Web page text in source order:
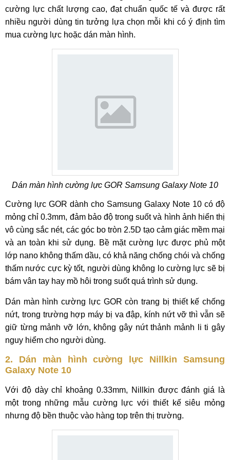
cường lực chất lượng cao, đạt chuẩn quốc tế và được rất
nhiều người dùng tin tưởng lựa chọn mỗi khi có ý định tìm
mua cường lực hoặc dán màn hình.
Dán màn hình cường lực GOR Samsung Galaxy Note 10
Cường lực GOR dành cho Samsung Galaxy Note 10 có độ
mỏng chỉ 0.3mm, đảm bảo độ trong suốt và hình ảnh hiển thị
vô cùng sắc nét, các góc bo tròn 2.5D tạo cảm giác mềm mại
và an toàn khi sử dụng. Bề mặt cường lực được phủ một
lớp nano không thấm dầu, có khả năng chống chói và chống
thấm nước cực kỳ tốt, người dùng không lo cường lực sẽ bị
bám vân tay hay mồ hôi trong suốt quá trình sử dụng.
Dán màn hình cường lực GOR còn trang bị thiết kế chống
nứt, trong trường hợp máy bị va đập, kính nứt vỡ thì vẫn sẽ
giữ từng mảnh vỡ lớn, không gây nứt thảnh mảnh li ti gây
nguy hiểm cho người dùng.
2. Dán màn hình cường lực Nillkin Samsung
Galaxy Note 10
Với độ dày chỉ khoảng 0.33mm, Nillkin được đánh giá là
một trong những mẫu cường lực với thiết kế siêu mỏng
nhưng độ bền thuộc vào hàng top trên thị trường.